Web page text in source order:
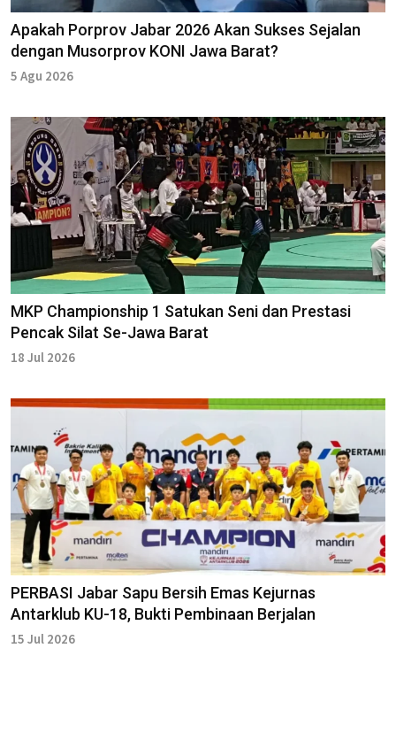
Apakah Porprov Jabar 2026 Akan Sukses Sejalan
dengan Musorprov KONI Jawa Barat?
5 Agu 2026
MKP Championship 1 Satukan Seni dan Prestasi
Pencak Silat Se-Jawa Barat
18 Jul 2026
PERBASI Jabar Sapu Bersih Emas Kejurnas
Antarklub KU-18, Bukti Pembinaan Berjalan
15 Jul 2026